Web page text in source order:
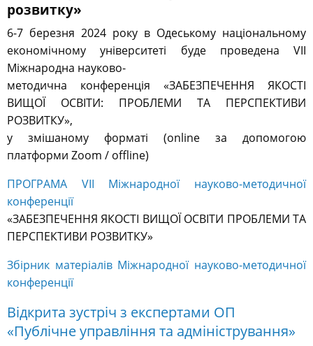
розвитку»
6-7 березня 2024 року в Одеському національному
економічному університеті буде проведена VІІ
Міжнародна науково-
методична конференція «ЗАБЕЗПЕЧЕННЯ ЯКОСТІ
ВИЩОЇ ОСВІТИ: ПРОБЛЕМИ ТА ПЕРСПЕКТИВИ
РОЗВИТКУ»,
у змішаному форматі (online за допомогою
платформи Zoom / offline)
ПРОГРАМА VІІ Міжнародної науково-методичної
конференції
«ЗАБЕЗПЕЧЕННЯ ЯКОСТІ ВИЩОЇ ОСВІТИ ПРОБЛЕМИ ТА
ПЕРСПЕКТИВИ РОЗВИТКУ»
Збірник матеріалів Міжнародної науково-методичної
конференції
Відкрита зустріч з експертами ОП
«Публічне управління та адміністрування»